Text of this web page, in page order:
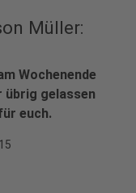
Müller:
Wochenende
übrig gelassen
euch.